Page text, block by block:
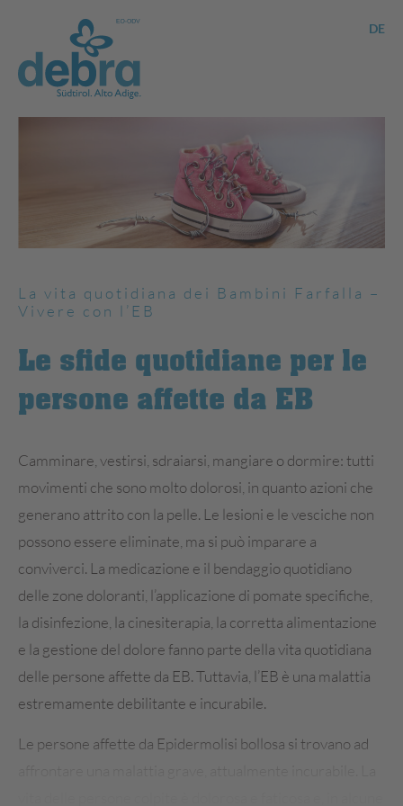
DE
La vita quotidiana dei Bambini Farfalla –
Vivere con l’EB
Le sfide quotidiane per le
persone affette da EB
Camminare, vestirsi, sdraiarsi, mangiare o dormire: tutti
movimenti che sono molto dolorosi, in quanto azioni che
generano attrito con la pelle. Le lesioni e le vesciche non
possono essere eliminate, ma si può imparare a
conviverci. La medicazione e il bendaggio quotidiano
delle zone doloranti, l’applicazione di pomate specifiche,
la disinfezione, la cinesiterapia, la corretta alimentazione
e la gestione del dolore fanno parte della vita quotidiana
delle persone affette da EB. Tuttavia, l’EB è una malattia
estremamente debilitante e incurabile.
Le persone affette da Epidermolisi bollosa si trovano ad